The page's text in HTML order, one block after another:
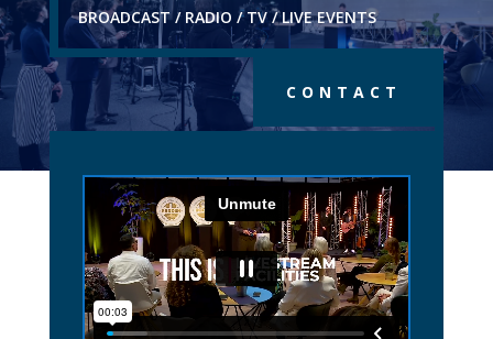
BROADCAST / RADIO / TV / LIVE EVENTS
CONTACT